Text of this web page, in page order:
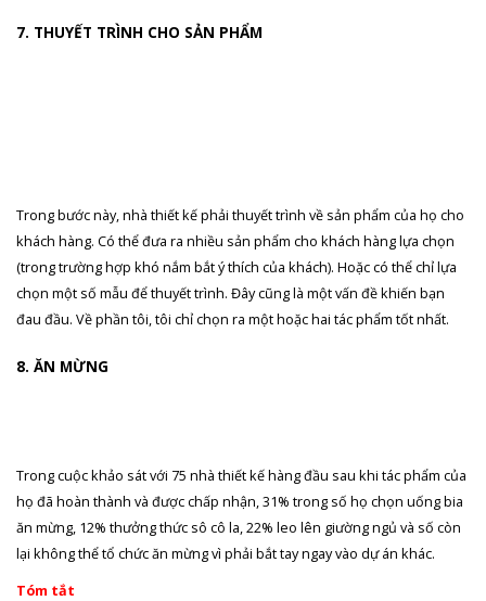
7. THUYẾT TRÌNH CHO SẢN PHẨM
Trong bước này, nhà thiết kế phải thuyết trình về sản phẩm của họ cho
khách hàng. Có thể đưa ra nhiều sản phẩm cho khách hàng lựa chọn
(trong trường hợp khó nắm bắt ý thích của khách). Hoặc có thể chỉ lựa
chọn một số mẫu để thuyết trình. Đây cũng là một vấn đề khiến bạn
đau đầu. Về phần tôi, tôi chỉ chọn ra một hoặc hai tác phẩm tốt nhất.
8. ĂN MỪNG
Trong cuộc khảo sát với 75 nhà thiết kế hàng đầu sau khi tác phẩm của
họ đã hoàn thành và được chấp nhận, 31% trong số họ chọn uống bia
ăn mừng, 12% thưởng thức sô cô la, 22% leo lên giường ngủ và số còn
lại không thể tổ chức ăn mừng vì phải bắt tay ngay vào dự án khác.
Tóm tắt